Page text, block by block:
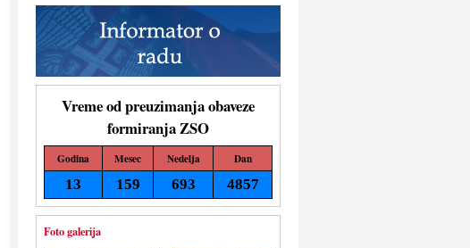
Vreme od preuzimanja obaveze
formiranja ZSO
Godina Mesec Nedelja Dan
13 159 693 4857
Foto galerija